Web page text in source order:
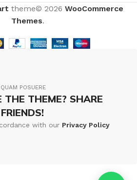
theme© 2026 WooCommerce
Themes.
POSUERE
THE THEME? SHARE
with our Privacy Policy